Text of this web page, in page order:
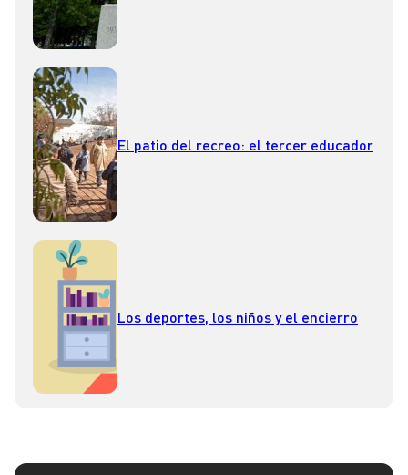
El patio del recreo: el tercer educador
Los deportes, los niños y el encierro